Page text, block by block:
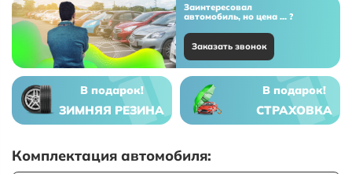
Заинтересовал
автомобиль, но цена ... ?
Заказать звонок
В подарок!
ЗИМНЯЯ РЕЗИНА
В подарок!
СТРАХОВКА
Комплектация автомобиля: